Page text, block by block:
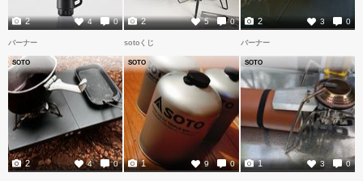
4 0
2 5 0
2 3 0
2
バーナー
SOTO
4 0
2
sotoくじ
SOTO
9 0
1
バーナー
SOTO
3 0
1